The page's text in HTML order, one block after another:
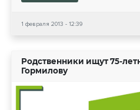
1 февраля 2013 - 12:39
Родственники ищут 75-
Гормилову